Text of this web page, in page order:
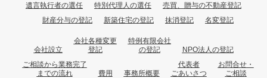
遺言執行者の選任 特別代理人の選任
売買、贈与の不動産登記
財産分与の登記
新築住宅の登記 抹消登記 名変登記
会社設立
会社各種変更
登記
特例有限会社
の登記
NPO法人の登記
ご相談から業務完了
までの流れ
費用 事務所概要
代表者
ごあいさつ
お問合せ・
ご相談